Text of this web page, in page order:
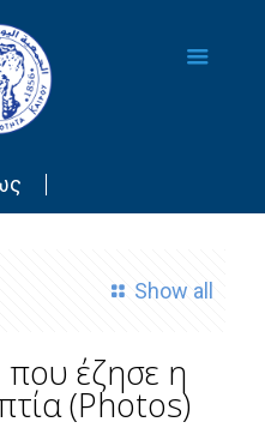
Show all
έζησε η
(Photos)